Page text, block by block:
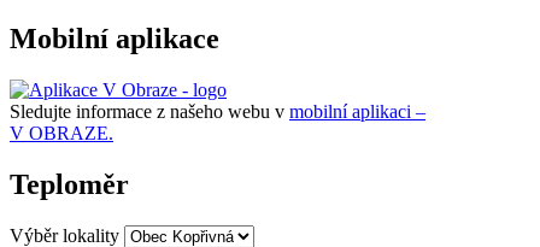
Mobilní aplikace
Sledujte informace z našeho webu v mobilní aplikaci –
V OBRAZE.
Teploměr
Výběr lokality